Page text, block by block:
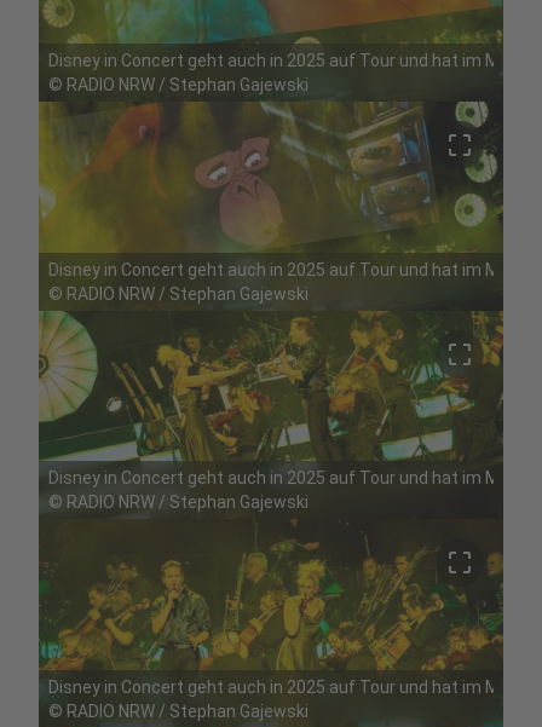
Disney in Concert geht auch in 2025 auf Tour und hat im Mai
© RADIO NRW / Stephan Gajewski
crop_free
Disney in Concert geht auch in 2025 auf Tour und hat im Mai
© RADIO NRW / Stephan Gajewski
crop_free
Disney in Concert geht auch in 2025 auf Tour und hat im Mai
© RADIO NRW / Stephan Gajewski
crop_free
Disney in Concert geht auch in 2025 auf Tour und hat im Mai
© RADIO NRW / Stephan Gajewski